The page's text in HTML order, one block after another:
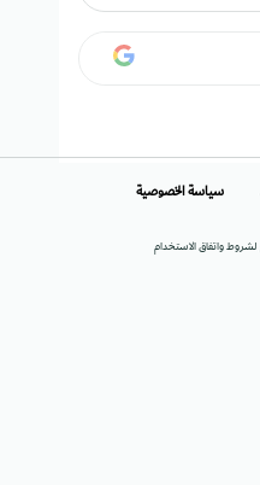
واتفاق الاستخدام
سياسة الخصوصية